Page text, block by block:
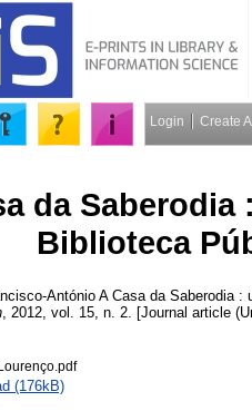
Login Create
da
Biblioteca
António A Casa da Saberodia :
, 2012, vol. 15, n. 2. [Journal article
(176kB)